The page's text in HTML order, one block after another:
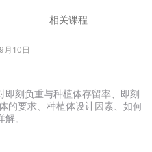
相关课程
月10日
刻负重与种植体存留率、即刻
的要求、种植体设计因素、如何
。